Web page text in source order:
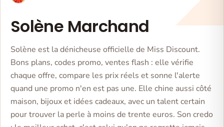
Solène Marchand
Solène est la dénicheuse officielle de Miss Discount.
Bons plans, codes promo, ventes flash : elle vérifie
chaque offre, compare les prix réels et sonne l'alerte
quand une promo n'en est pas une. Elle chine aussi côté
maison, bijoux et idées cadeaux, avec un talent certain
pour trouver la perle à moins de trente euros. Son credo